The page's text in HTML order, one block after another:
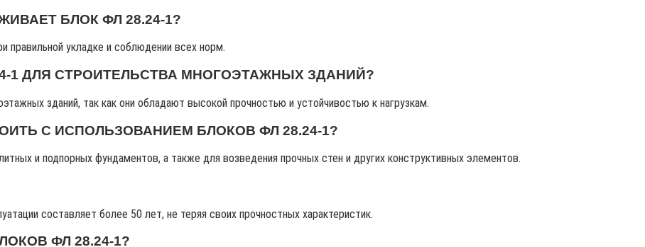
БЛОК ФЛ 28.24-1?
правильной укладке и соблюдении всех норм.
1 ДЛЯ СТРОИТЕЛЬСТВА МНОГОЭТАЖНЫХ ЗДАНИЙ?
зданий, так как они обладают высокой прочностью и устойчивостью к нагрузкам.
С ИСПОЛЬЗОВАНИЕМ БЛОКОВ ФЛ 28.24-1?
и подпорных фундаментов, а также для возведения прочных стен и других конструктивных элементов.
составляет более 50 лет, не теряя своих прочностных характеристик.
ФЛ 28.24-1?